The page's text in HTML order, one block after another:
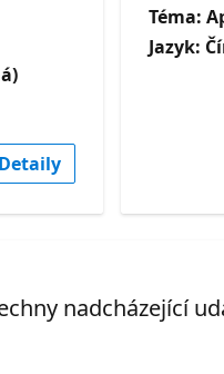
Detaily
Téma:
Jazyk:
nadcházející